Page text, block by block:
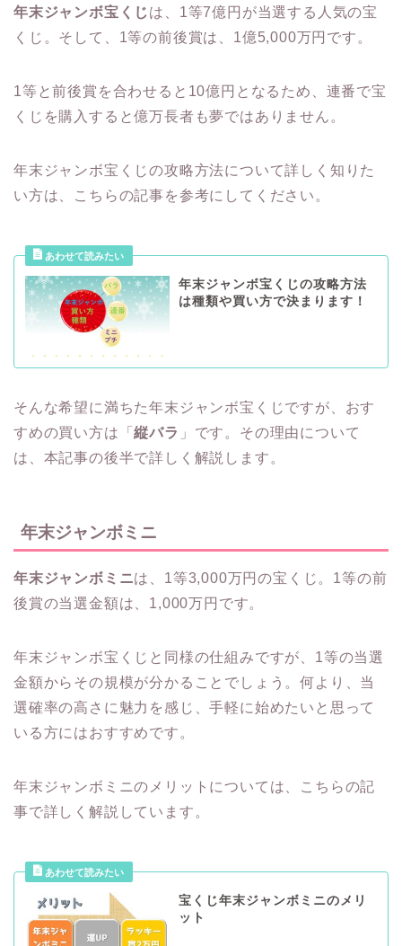
年末ジャンボ宝くじは、1等7億円が当選する人気の宝
くじ。そして、1等の前後賞は、1億5,000万円です。
1等と前後賞を合わせると10億円となるため、連番で宝
くじを購入すると億万長者も夢ではありません。
年末ジャンボ宝くじの攻略方法について詳しく知りた
い方は、こちらの記事を参考にしてください。
年末ジャンボ宝くじの攻略方法
は種類や買い方で決まります！
そんな希望に満ちた年末ジャンボ宝くじですが、おす
すめの買い方は「縦バラ 」です。その理由について
は、本記事の後半で詳しく解説します。
年末ジャンボミニ
年末ジャンボミニは、1等3,000万円の宝くじ。1等の前
後賞の当選金額は、1,000万円です。
年末ジャンボ宝くじと同様の仕組みですが、1等の当選
金額からその規模が分かることでしょう。何より、当
選確率の高さに魅力を感じ、手軽に始めたいと思って
いる方にはおすすめです。
年末ジャンボミニのメリットについては、こちらの記
事で詳しく解説しています。
宝くじ年末ジャンボミニのメリ
ット